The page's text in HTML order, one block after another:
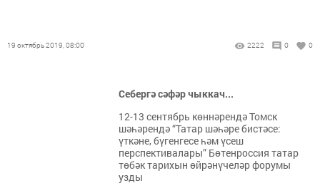
19 октябрь 2019, 08:00 2222 0 0
Себергә сәфәр чыккач...
12-13 сентябрь көннәрендә Томск
шәһәрендә “Татар шәһәре бистәсе:
үткәне, бүгенгесе һәм үсеш
перспективалары” Бөтенроссия татар
төбәк тарихын өйрәнүчеләр форумы
узды